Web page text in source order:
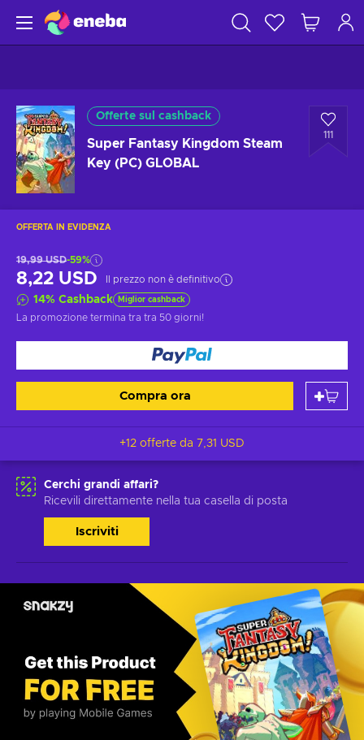
Offerte sul cashback
Super Fantasy Kingdom Steam
Key (PC) GLOBAL
111
OFFERTA IN EVIDENZA
19,99 USD-59%
8,22 USD Il prezzo non è definitivo
14% Cashback Miglior cashback
La promozione termina tra tra 50 giorni!
Compra ora
+12 offerte da 7,31 USD
Cerchi grandi affari?
Ricevili direttamente nella tua casella di posta
Iscriviti